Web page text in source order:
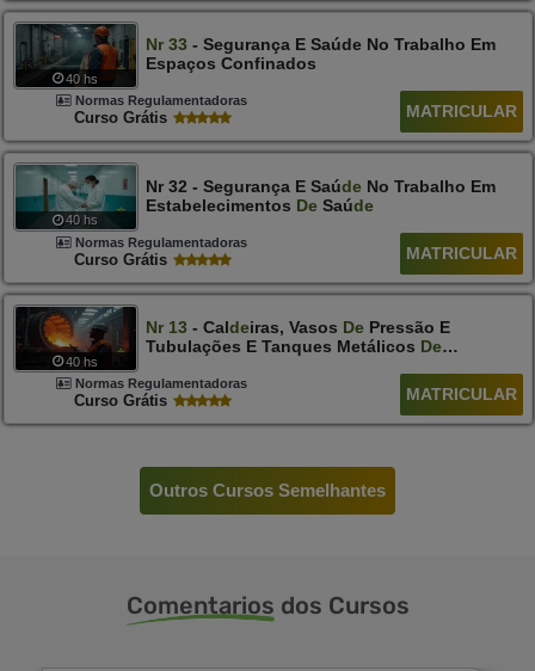
40 hs
Nr 33 - Segurança E Saúde No Trabalho Em
Espaços Confinados
Normas Regulamentadoras
Curso Grátis MATRICULAR
40 hs
Nr 32 - Segurança E SaúDeNo Trabalho Em
Estabelecimentos DeSaúDe
Normas Regulamentadoras
Curso Grátis MATRICULAR
40 hs
Nr 13 - CalDeIras, Vasos DePressão E
Tubulações E Tanques Metálicos De
Normas Regulamentadoras
Curso Grátis MATRICULAR
Outros Cursos Semelhantes
Comentarios dos Cursos